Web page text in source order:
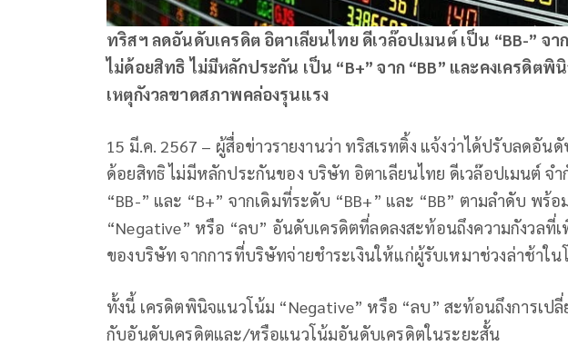
ทริสฯ ลดอันดับเครดิต อิตาเลียนไทย ดีเวล๊อปเมนต์ เป็น “BB-” จ
ไม่ด้อยสิทธิ ไม่มีหลักประกัน เป็น “B+” จาก “BB” และคงเครดิตพิ
เหตุกังวลขาดสภาพคล่องรุนแรง
15 มี.ค. 2567 – ผู้สื่อข่าวรายงานว่า ทริสเรทติ้ง แจ้งว่าได้ปรับลดอัน
ด้อยสิทธิ ไม่มีหลักประกันของ บริษัท อิตาเลียนไทย ดีเวล๊อปเมนต์ จ
“BB-” และ “B+” จากเดิมที่ระดับ “BB+” และ “BB” ตามลำดับ พร้
“Negative” หรือ “ลบ” อันดับเครดิตที่ลดลงสะท้อนถึงความกังวลที่
ของบริษัท จากการที่บริษัทจ่ายชำระเงินให้แก่ผู้รับเหมาช่วงล่าช้าในโ
ทั้งนี้ เครดิตพินิจแนวโน้ม “Negative” หรือ “ลบ” สะท้อนถึงการเป
กับอันดับเครดิตและ/หรือแนวโน้มอันดับเครดิตในระยะสั้น